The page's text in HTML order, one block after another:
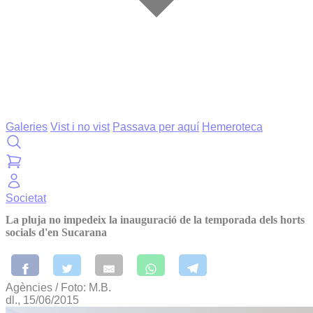
Galeries Vist i no vist Passava per aquí Hemeroteca
Societat
La pluja no impedeix la inauguració de la temporada dels horts
socials d'en Sucarana
Agències / Foto: M.B.
dl., 15/06/2015